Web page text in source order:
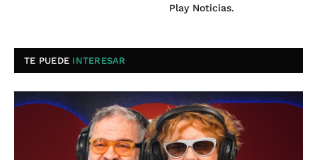
Play Noticias.
TE PUEDE INTERESAR